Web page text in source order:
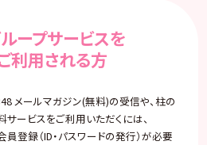
ープサービスを
利用される方
メールマガジン(無料)の受信や、柱の
ービスをご利用いただくには、
登録（ID・パスワードの発行）が必要